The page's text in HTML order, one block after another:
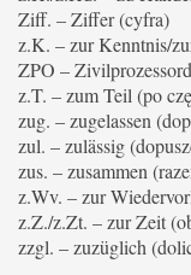
Ziff. – Ziffer (cyfra)
z.K. – zur Kenntnis/
ZPO –
z.T. – zum Teil (po
zug. – zugelassen
zul. – zulässig
zus. – zusammen
z.Wv. – zur
z.Z./z.Zt. – zur Zeit
zzgl. – zuzüglich